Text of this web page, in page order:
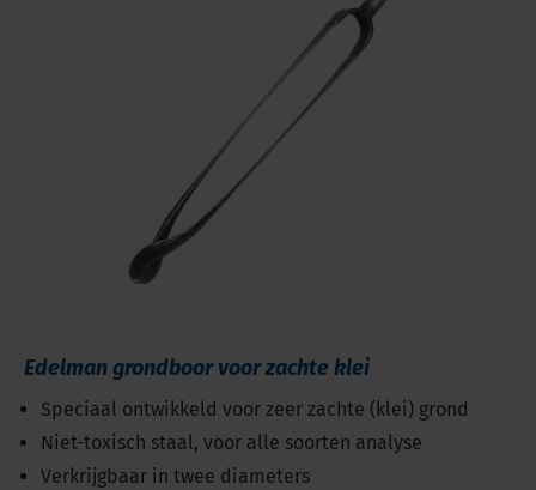
Edelman grondboor voor zachte klei
Speciaal ontwikkeld voor zeer zachte (klei) grond
Niet-toxisch staal, voor alle soorten analyse
Verkrijgbaar in twee diameters